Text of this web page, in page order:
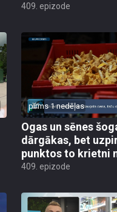
409. epizode
pirms 1 nedēļas
Ogas un sēnes
dārgākas, bet
punktos to krietni
409. epizode